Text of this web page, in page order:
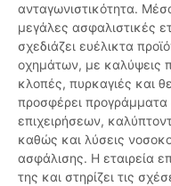
ανταγωνιστικότητα.
μεγάλες ασφαλιστικές
σχεδιάζει ευέλικτα
οχημάτων, με καλύψεις
κλοπές, πυρκαγιές και
προσφέρει προγράμματα
επιχειρήσεων,
καθώς και λύσεις
ασφάλισης. Η εταιρεία
της και στηρίζει τις